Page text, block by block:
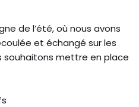
de l’été, où nous avons
et échangé sur les
souhaitons mettre en place